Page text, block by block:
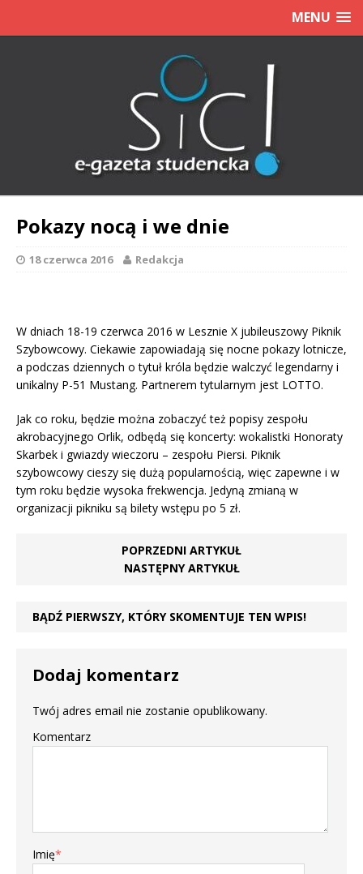
MENU
Pokazy nocą i we dnie
18 czerwca 2016 Redakcja
W dniach 18-19 czerwca 2016 w Lesznie X jubileuszowy Piknik
Szybowcowy. Ciekawie zapowiadają się nocne pokazy lotnicze,
a podczas dziennych o tytuł króla będzie walczyć legendarny i
unikalny P-51 Mustang. Partnerem tytularnym jest LOTTO.
Jak co roku, będzie można zobaczyć też popisy zespołu
akrobacyjnego Orlik, odbędą się koncerty: wokalistki Honoraty
Skarbek i gwiazdy wieczoru – zespołu Piersi. Piknik
szybowcowy cieszy się dużą popularnością, więc zapewne i w
tym roku będzie wysoka frekwencja. Jedyną zmianą w
organizacji pikniku są bilety wstępu po 5 zł.
POPRZEDNI ARTYKUŁ
NASTĘPNY ARTYKUŁ
BĄDŹ PIERWSZY, KTÓRY SKOMENTUJE TEN WPIS!
Dodaj komentarz
Twój adres email nie zostanie opublikowany.
Komentarz
Imię*